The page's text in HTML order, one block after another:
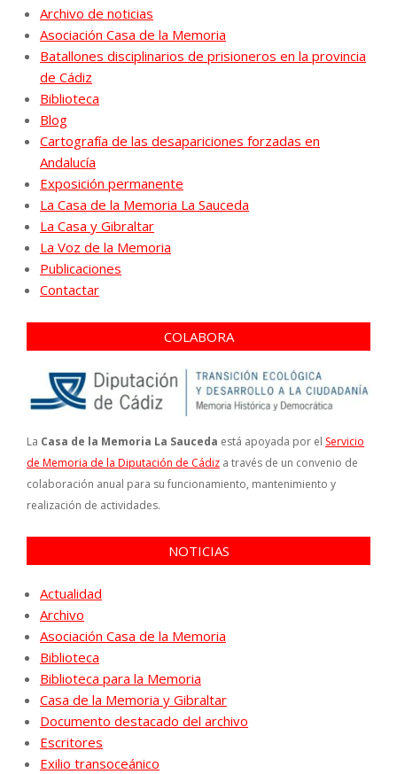
Archivo de noticias
Asociación Casa de la Memoria
Batallones disciplinarios de prisioneros en la provincia
de Cádiz
Biblioteca
Blog
Cartografía de las desapariciones forzadas en
Andalucía
Exposición permanente
La Casa de la Memoria La Sauceda
La Casa y Gibraltar
La Voz de la Memoria
Publicaciones
Contactar
COLABORA
La Casa de la Memoria La Sauceda está apoyada por el Servicio
de Memoria de la Diputación de Cádiz a través de un convenio de
colaboración anual para su funcionamiento, mantenimiento y
realización de actividades.
NOTICIAS
Actualidad
Archivo
Asociación Casa de la Memoria
Biblioteca
Biblioteca para la Memoria
Casa de la Memoria y Gibraltar
Documento destacado del archivo
Escritores
Exilio transoceánico